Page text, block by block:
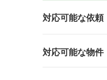
対応可能な依頼
対応可能な物件